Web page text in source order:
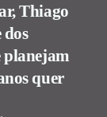
Thiago
dos
planejam
quer